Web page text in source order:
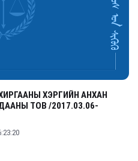
ХЭРГИЙН АНХАН
ТОВ /2017.03.06-